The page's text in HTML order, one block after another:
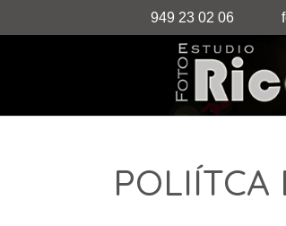
949 23 02 06
POLIÍTCA